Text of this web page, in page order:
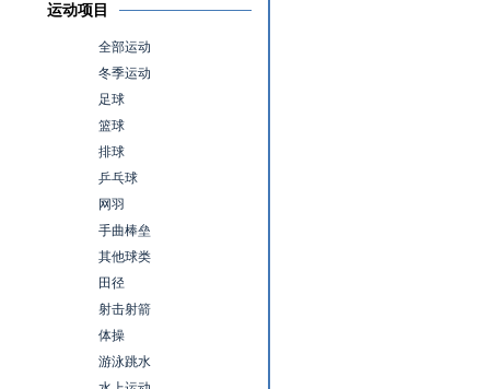
运动项目
全部运动
冬季运动
足球
篮球
排球
乒乓球
网羽
手曲棒垒
其他球类
田径
射击射箭
体操
游泳跳水